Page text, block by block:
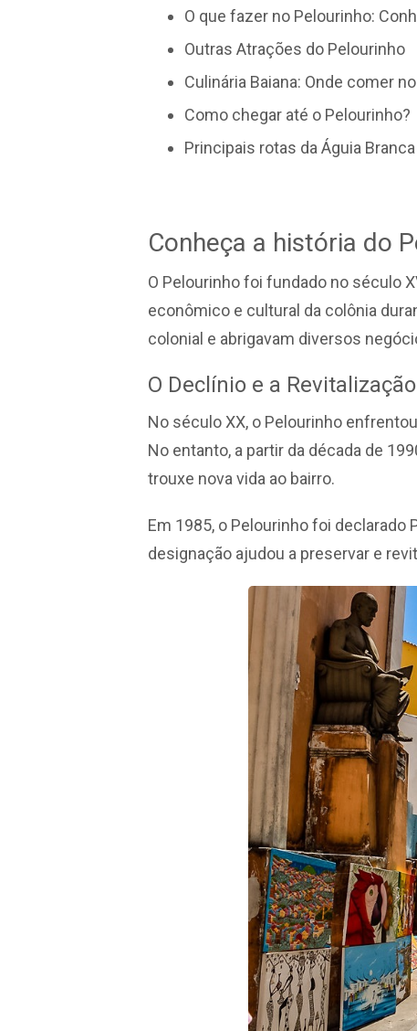
O que fazer no Pelourinho:
Outras Atrações do Pelourinho
Culinária Baiana: Onde comer
Como chegar até o Pelourinho?
Principais rotas da Águia
Conheça a história do
O Pelourinho foi fundado no século
econômico e cultural da colônia
colonial e abrigavam diversos
O Declínio e a Revitalização
No século XX, o Pelourinho
No entanto, a partir da década de
trouxe nova vida ao bairro.
Em 1985, o Pelourinho foi declarado
designação ajudou a preservar e